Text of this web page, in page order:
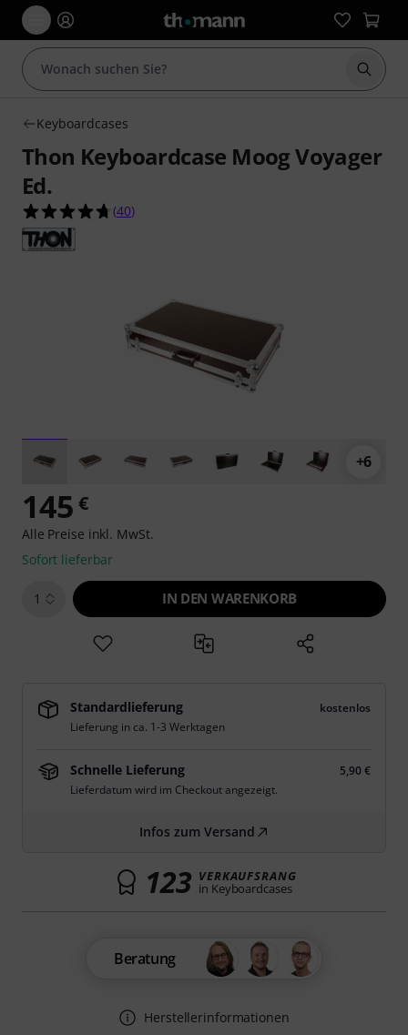
Suche
Keyboardcases
Thon Keyboardcase Moog Voyager
Ed.
4.7 von 5 Sternen aus 40 Kundenbewertungen
(40)
+6
145 €
Alle Preise inkl. MwSt.
Sofort lieferbar
1 IN DEN WARENKORB
Standardlieferung
kostenlos
Lieferung in ca. 1-3 Werktagen
Schnelle Lieferung
5,90 €
Lieferdatum wird im Checkout angezeigt.
Infos zum Versand
123 VERKAUFSRANG
in Keyboardcases
Beratung
Herstellerinformationen